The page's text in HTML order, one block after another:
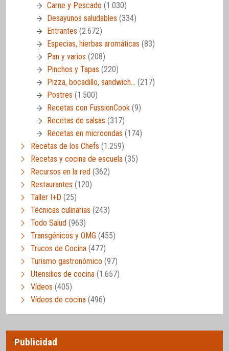
Carne y Pescado (1.030)
Desayunos saludables (334)
Entrantes (2.672)
Especias, hierbas aromáticas (83)
Pan y varios (208)
Pinchos y Tapas (220)
Pizza, bocadillo, sandwich… (217)
Postres (1.500)
Recetas con FussionCook (9)
Recetas de salsas (317)
Recetas en microondas (174)
Recetas de los Chefs (1.259)
Recetas y cocina de escuela (35)
Recursos en la red (362)
Restaurantes (120)
Taller I+D (25)
Técnicas culinarias (243)
Todo Salud (963)
Transgénicos y OMG (455)
Trucos de Cocina (477)
Turismo gastronómico (97)
Utensilios de cocina (1.657)
Vídeos (405)
Vídeos de cocina (496)
Publicidad